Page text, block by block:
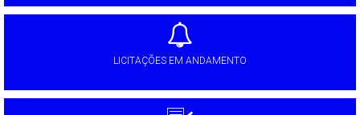
LICITAÇÕES EM ANDAMENTO